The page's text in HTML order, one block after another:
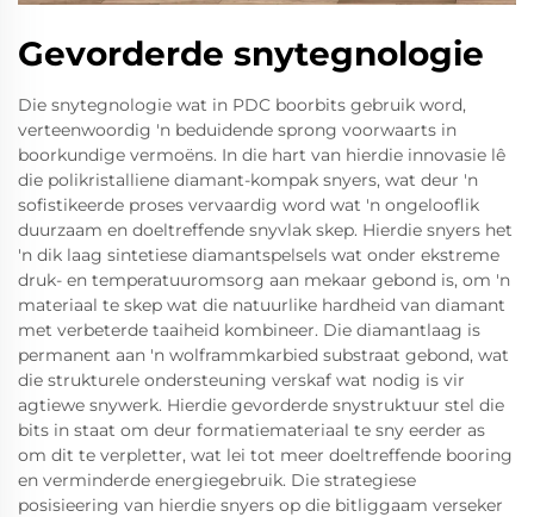
Gevorderde snytegnologie
Die snytegnologie wat in PDC boorbits gebruik word,
verteenwoordig 'n beduidende sprong voorwaarts in
boorkundige vermoëns. In die hart van hierdie innovasie lê
die polikristalliene diamant-kompak snyers, wat deur 'n
sofistikeerde proses vervaardig word wat 'n ongelooflik
duurzaam en doeltreffende snyvlak skep. Hierdie snyers het
'n dik laag sintetiese diamantspelsels wat onder ekstreme
druk- en temperatuuromsorg aan mekaar gebond is, om 'n
materiaal te skep wat die natuurlike hardheid van diamant
met verbeterde taaiheid kombineer. Die diamantlaag is
permanent aan 'n wolframmkarbied substraat gebond, wat
die strukturele ondersteuning verskaf wat nodig is vir
agtiewe snywerk. Hierdie gevorderde snystruktuur stel die
bits in staat om deur formatiemateriaal te sny eerder as
om dit te verpletter, wat lei tot meer doeltreffende booring
en verminderde energiegebruik. Die strategiese
posisieering van hierdie snyers op die bitliggaam verseker